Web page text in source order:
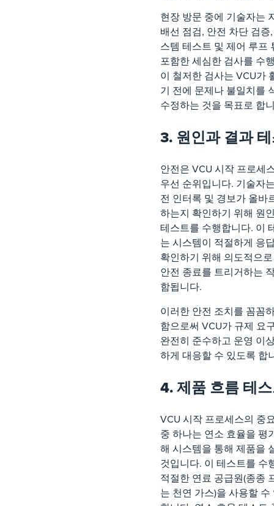
현장 방문 중에 기술자는
배선 점검, 안전 차단 검증
스템 테스트 및 제어 루프
포함한 세심한 검사를 수
이 철저한 검사는 VCU가
기 전에 문제나 불일치를
수정하는 것을 목표로 합
3. 원인과 결과
안전은 VCU 시작 프로세
우선 순위입니다. 기술자
전 인터록 및 경보가 올바
하는지 확인하기 위해 원
테스트를 수행합니다. 이
는 시스템이 적절하게 응
확인하기 위해 의도적으
안전 종료를 트리거하는
함됩니다.
이러한 안전 조치를 꼼꼼
함으로써 VCU가 규제 요
완전히 준수하고 운영 이
하게 대응할 수 있도록 합
4. 제품 흐름 테
VCU 시작 프로세스의 중
중 하나는 연소 효율을 평
해 시스템을 통해 제품을
것입니다. 이 테스트를 수
적절한 연료 공급원(종종
는 천연 가스)을 사용할 수